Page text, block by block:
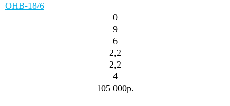
ОНВ-18/6
0
9
6
2,2
2,2
4
105 000р.